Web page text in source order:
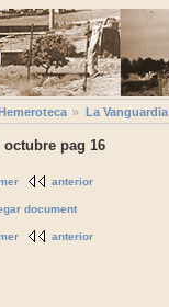
La Vanguardia
octubre pag 16
anterior
document
anterior